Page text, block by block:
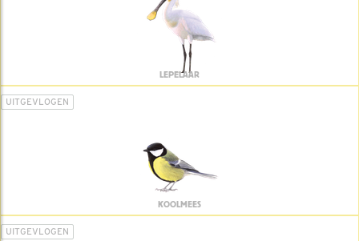
LEPELAAR
UITGEVLOGEN
KOOLMEES
UITGEVLOGEN